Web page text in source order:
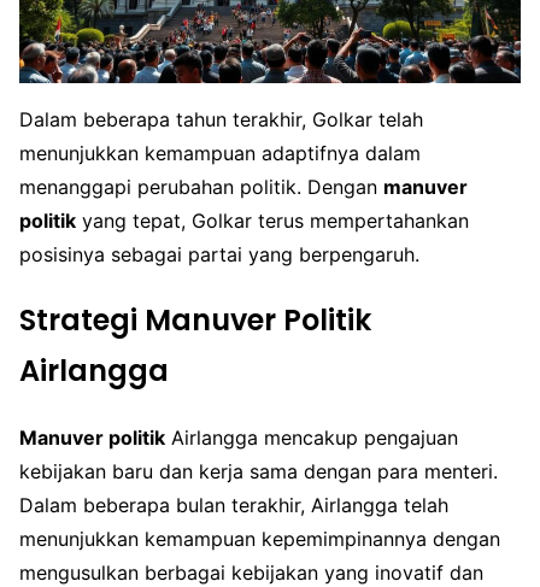
Dalam beberapa tahun terakhir, Golkar telah
menunjukkan kemampuan adaptifnya dalam
menanggapi perubahan politik. Dengan manuver
politik yang tepat, Golkar terus mempertahankan
posisinya sebagai partai yang berpengaruh.
Strategi Manuver Politik
Airlangga
Manuver politik Airlangga mencakup pengajuan
kebijakan baru dan kerja sama dengan para menteri.
Dalam beberapa bulan terakhir, Airlangga telah
menunjukkan kemampuan kepemimpinannya dengan
mengusulkan berbagai kebijakan yang inovatif dan